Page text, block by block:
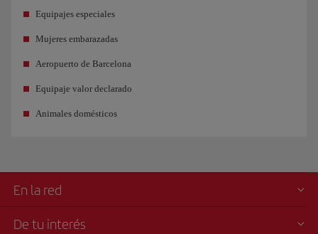
Equipajes especiales
Mujeres embarazadas
Aeropuerto de Barcelona
Equipaje valor declarado
Animales domésticos
En la red
De tu interés